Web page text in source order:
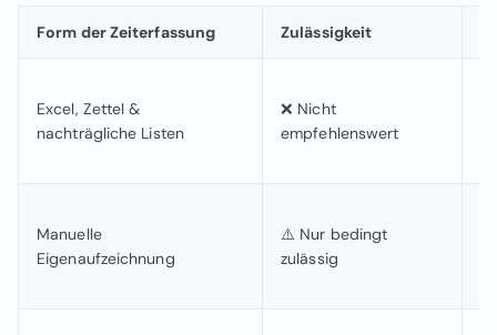
Form der Zeiterfassung Zulässigkeit
Excel, Zettel &
nachträgliche Listen
❌ Nicht
empfehlenswert
Manuelle
Eigenaufzeichnung
⚠️ Nur bedingt
zulässig